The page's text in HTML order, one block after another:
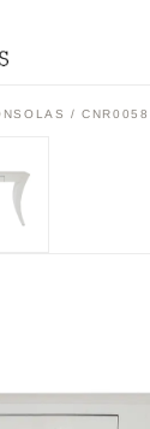
/ CNR0058